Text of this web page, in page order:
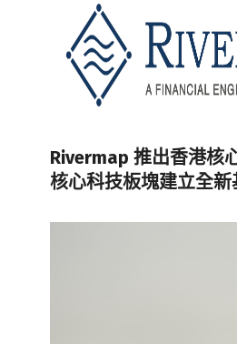
Rivermap 推出香港核
核心科技板塊建立全新